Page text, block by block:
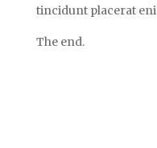
tincidunt placerat
The end.